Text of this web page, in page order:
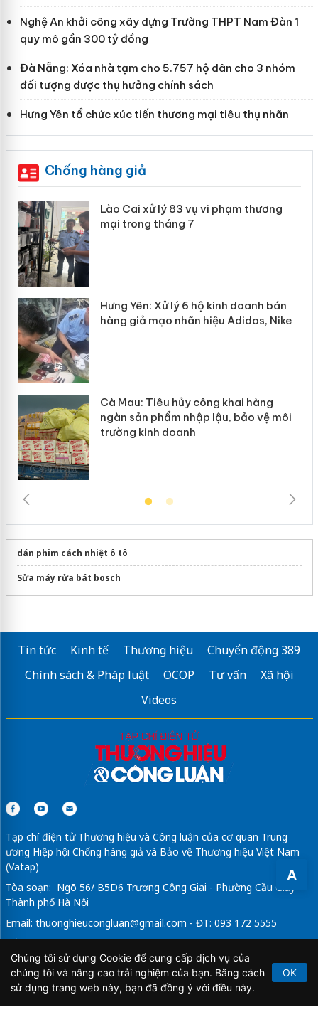
A
Nghệ An khởi công xây dựng Trường THPT Nam Đàn 1
quy mô gần 300 tỷ đồng
Đà Nẵng: Xóa nhà tạm cho 5.757 hộ dân cho 3 nhóm
đối tượng được thụ hưởng chính sách
Hưng Yên tổ chức xúc tiến thương mại tiêu thụ nhãn
Chống hàng giả
Lào Cai xử lý 83 vụ vi phạm thương
mại trong tháng 7
Hưng Yên: Xử lý 6 hộ kinh doanh bán
hàng giả mạo nhãn hiệu Adidas, Nike
Cà Mau: Tiêu hủy công khai hàng
ngàn sản phẩm nhập lậu, bảo vệ môi
trường kinh doanh
dán phim cách nhiệt ô tô
Sửa máy rửa bát bosch
Tin tức Kinh tế Thương hiệu
Chuyển động 389
Chính sách & Pháp luật
OCOP Tư vấn
Xã hội
Videos
Tạp chí điện tử Thương hiệu và Công luận của cơ quan Trung
ương Hiệp hội Chống hàng giả và Bảo vệ Thương hiệu Việt Nam
(Vatap)
Tòa soạn: Ngõ 56/ B5D6 Trương Công Giai - Phường Cầu Giấy -
Thành phố Hà Nội
Email: thuonghieucongluan@gmail.com - ĐT: 093 172 5555
Tổng Biên Tập: Vũ Đức Thuận
Giấy phép hoạt động báo chí điện tử số 64/GP-BTTTT do Bộ
Thông tin và Truyền thông cấp ngày 21/2/2020.
Chúng tôi sử dụng Cookie để cung cấp dịch vụ của
chúng tôi và nâng cao trải nghiệm của bạn. Bằng cách
sử dụng trang web này, bạn đã đồng ý với điều này.
OK